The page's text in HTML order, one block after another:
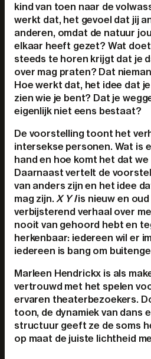
kind van toen naar de
werkt dat, het gevoel dat jij
anderen, omdat de natuur
elkaar heeft gezet? Wat
steeds te horen krijgt dat je
over mag praten? Dat
Hoe werkt dat, het idee dat
zien wie je bent? Dat je
eigenlijk niet eens bestaat?
De voorstelling toont het
intersekse personen. Wat is
hand en hoe komt het dat
Daarnaast vertelt de
van anders zijn en het idee
mag zijn. X Y Iis nieuw en
verbijsterend verhaal over
nooit van gehoord hebt en
herkenbaar: iedereen wil er
iedereen is bang om
Marleen Hendrickx is als
vertrouwd met het spelen
ervaren theaterbezoekers.
toon, de dynamiek van dans
structuur geeft ze de soms
op maat de juiste lichtheid